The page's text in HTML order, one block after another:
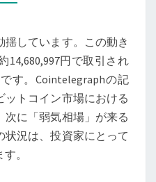
リ
ー
ダ
ー
シ
ッ
プ
しています。この動き
14,680,997円で取引され
す。Cointelegraphの記
トコイン市場における
に「弱気相場」が来る
状況は、投資家にとって
。